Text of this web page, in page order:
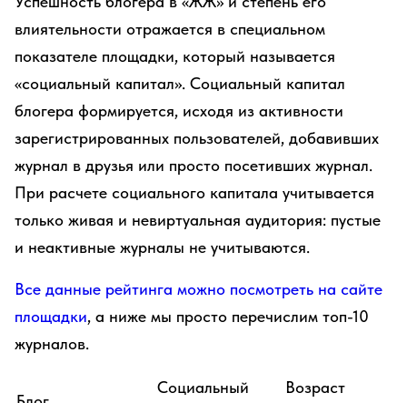
влиятельности отражается в специальном
показателе площадки, который называется
«социальный капитал». Социальный капитал
блогера формируется, исходя из активности
зарегистрированных пользователей, добавивших
журнал в друзья или просто посетивших журнал.
При расчете социального капитала учитывается
только живая и невиртуальная аудитория: пустые
и неактивные журналы не учитываются.
Все данные рейтинга можно посмотреть на сайте
площадки, а ниже мы просто перечислим топ-10
журналов.
Социальный
Возраст